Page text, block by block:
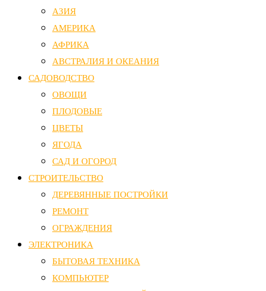
АЗИЯ
АМЕРИКА
АФРИКА
АВСТРАЛИЯ И ОКЕАНИЯ
САДОВОДСТВО
ОВОЩИ
ПЛОДОВЫЕ
ЦВЕТЫ
ЯГОДА
САД И ОГОРОД
СТРОИТЕЛЬСТВО
ДЕРЕВЯННЫЕ ПОСТРОЙКИ
РЕМОНТ
ОГРАЖДЕНИЯ
ЭЛЕКТРОНИКА
БЫТОВАЯ ТЕХНИКА
КОМПЬЮТЕР